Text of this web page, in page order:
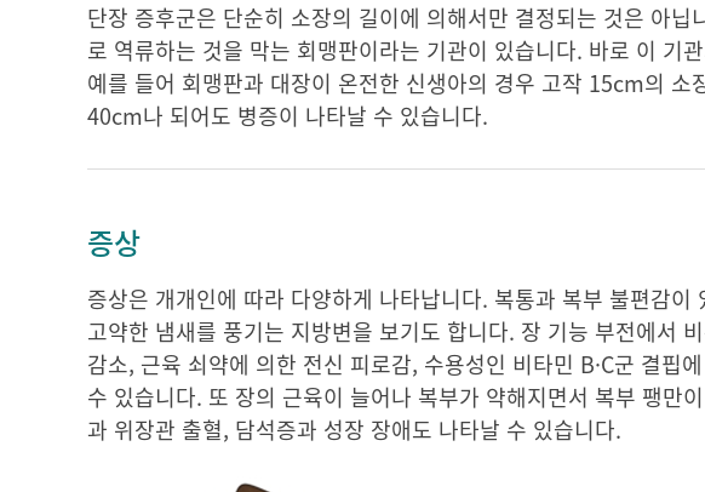
단장 증후군은 단순히 소장의 길이에 의해서만 결정되는 것은 아
로 역류하는 것을 막는 회맹판이라는 기관이 있습니다. 바로 이 기
예를 들어 회맹판과 대장이 온전한 신생아의 경우 고작 15cm의
40cm나 되어도 병증이 나타날 수 있습니다.
증상
증상은 개개인에 따라 다양하게 나타납니다. 복통과 복부 불편감
고약한 냄새를 풍기는 지방변을 보기도 합니다. 장 기능 부전에서
감소, 근육 쇠약에 의한 전신 피로감, 수용성인 비타민 B·C군 결핍
수 있습니다. 또 장의 근육이 늘어나 복부가 약해지면서 복부 팽만
과 위장관 출혈, 담석증과 성장 장애도 나타날 수 있습니다.